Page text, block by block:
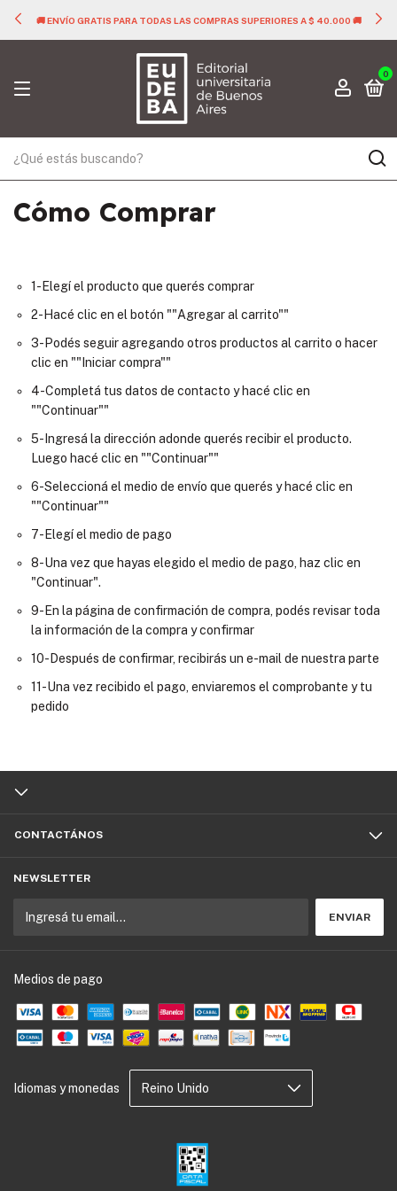
🚚 ENVÍO GRATIS PARA TODAS LAS COMPRAS SUPERIORES A $ 40.000 🚚
0
Cómo Comprar
1-Elegí el producto que querés comprar
2-Hacé clic en el botón ""Agregar al carrito""
3-Podés seguir agregando otros productos al carrito o hacer
clic en ""Iniciar compra""
4-Completá tus datos de contacto y hacé clic en
""Continuar""
5-Ingresá la dirección adonde querés recibir el producto.
Luego hacé clic en ""Continuar""
6-Seleccioná el medio de envío que querés y hacé clic en
""Continuar""
7-Elegí el medio de pago
8-Una vez que hayas elegido el medio de pago, haz clic en
"Continuar".
9-En la página de confirmación de compra, podés revisar toda
la información de la compra y confirmar
10-Después de confirmar, recibirás un e-mail de nuestra parte
11-Una vez recibido el pago, enviaremos el comprobante y tu
pedido
CONTACTÁNOS
NEWSLETTER
Medios de pago
Idiomas y monedas